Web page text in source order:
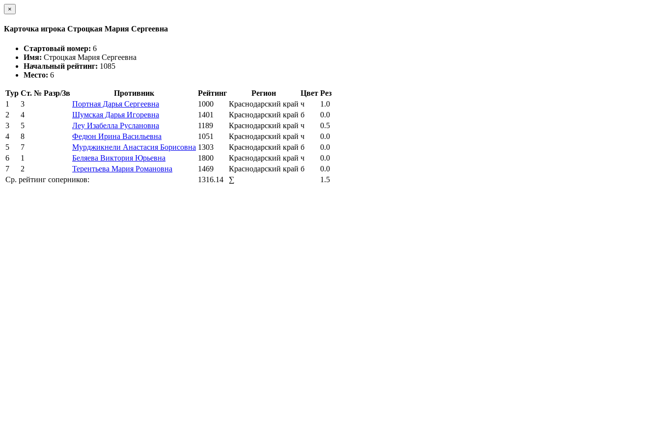
×
Карточка игрока Строцкая Мария Сергеевна
Стартовый номер: 6
Имя: Строцкая Мария Сергеевна
Начальный рейтинг: 1085
Место: 6
Тур Ст. № Разр/Зв Противник Рейтинг Регион Цвет Рез
1
3 Портная Дарья Сергеевна 1000 Краснодарский край ч
1.0
2
4 Шумская Дарья Игоревна 1401 Краснодарский край б
0.0
3
5 Леу Изабелла Руслановна 1189 Краснодарский край ч
0.5
4
8 Федюн Ирина Васильевна 1051 Краснодарский край ч
0.0
5
7 Мурджикнели Анастасия Борисовна 1303 Краснодарский край б
0.0
6
1 Беляева Виктория Юрьевна 1800 Краснодарский край ч
0.0
7
2 Терентьева Мария Романовна 1469 Краснодарский край б
0.0
Ср. рейтинг соперников:
1316.14 ∑ 1.5